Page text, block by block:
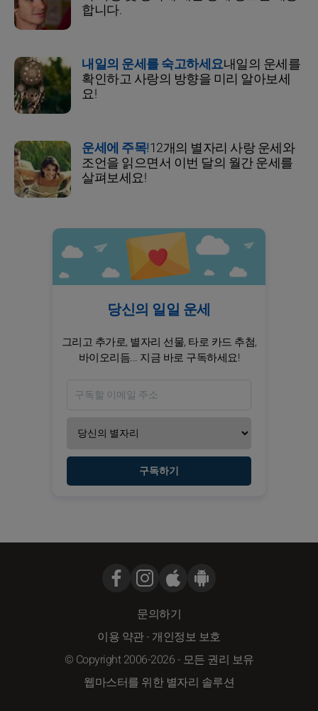
합니다.
내일의 운세를 숙고하세요내일의 운세를
확인하고 사랑의 방향을 미리 알아보세
요!
운세에 주목!12개의 별자리 사랑 운세와
조언을 읽으면서 이번 달의 월간 운세를
살펴보세요!
당신의 일일 운세
그리고 추가로, 별자리 선물, 타로 카드 추첨,
바이오리듬... 지금 바로 구독하세요!
구독하기
문의하기
이용 약관- 개인정보 보호
© Copyright 2006-2026 - 모든 권리 보유
웹마스터를 위한 별자리 솔루션